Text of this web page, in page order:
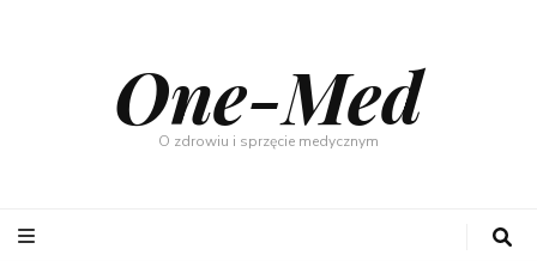
One-Med
O zdrowiu i sprzęcie medycznym